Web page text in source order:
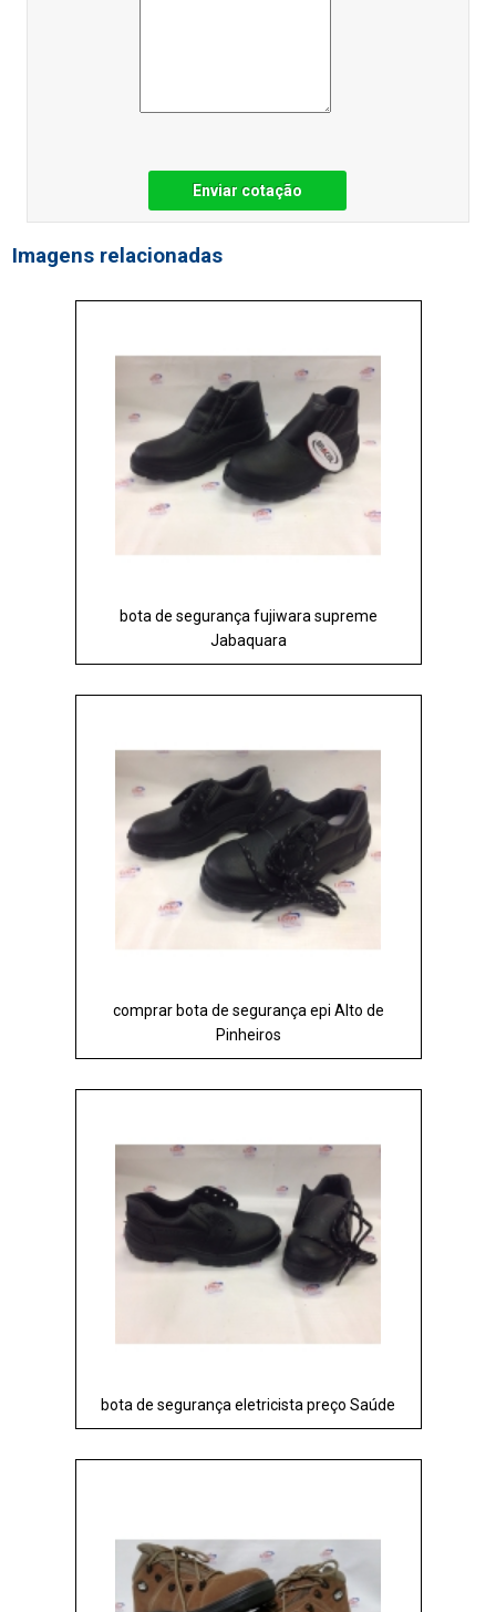
Enviar cotação
Imagens relacionadas
bota de segurança fujiwara supreme
Jabaquara
comprar bota de segurança epi Alto de
Pinheiros
bota de segurança eletricista preço Saúde